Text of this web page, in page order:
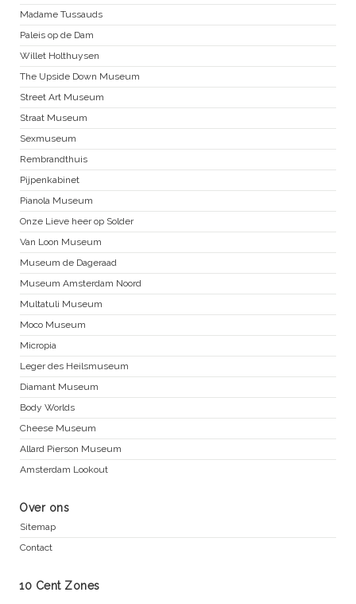
Madame Tussauds
Paleis op de Dam
Willet Holthuysen
The Upside Down Museum
Street Art Museum
Straat Museum
Sexmuseum
Rembrandthuis
Pijpenkabinet
Pianola Museum
Onze Lieve heer op Solder
Van Loon Museum
Museum de Dageraad
Museum Amsterdam Noord
Multatuli Museum
Moco Museum
Micropia
Leger des Heilsmuseum
Diamant Museum
Body Worlds
Cheese Museum
Allard Pierson Museum
Amsterdam Lookout
Over ons
Sitemap
Contact
10 Cent Zones